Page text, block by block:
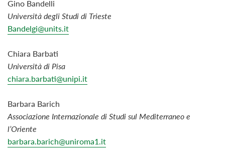
Gino Bandelli
Università degli Studi di Trieste
Bandelgi@units.it
Chiara Barbati
Università di Pisa
chiara.barbati@unipi.it
Barbara Barich
Associazione Internazionale di Studi sul Mediterraneo e
l’Oriente
barbara.barich@uniroma1.it